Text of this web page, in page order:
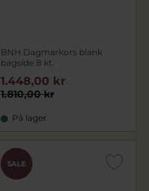
BNH Dagmarkors blank
bagside 8 kt.
1.810,00 kr
1.448,00 kr
På lager
SALE